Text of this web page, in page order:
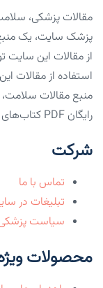
مقالات پزشکی،
پزشک سایت، یک
از مقالات این
استفاده از مقالات
منبع مقالات
رایگان PDF کتاب‌های پزشکی.
شرکت
تماس با ما
تبلیغات در
سیاست
محصولات